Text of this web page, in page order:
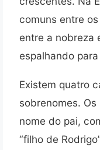
comuns entre
entre a nobreza
espalhando
Existem quatro
sobrenomes.
nome do pai,
“filho de